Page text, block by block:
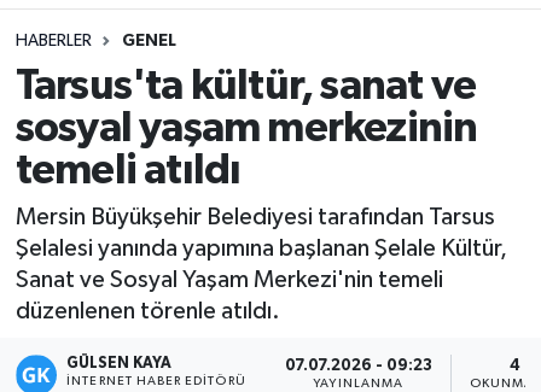
HABERLER GENEL
Tarsus'ta kültür, sanat ve
sosyal yaşam merkezinin
temeli atıldı
Mersin Büyükşehir Belediyesi tarafından Tarsus
Şelalesi yanında yapımına başlanan Şelale Kültür,
Sanat ve Sosyal Yaşam Merkezi'nin temeli
düzenlenen törenle atıldı.
GÜLSEN KAYA
İNTERNET HABER EDITÖRÜ
07.07.2026 - 09:23
YAYINLANMA
4
OKUNMA
Güncel
Haberde insan
Kültür - Sanat
Magazin
Mersin
Haber Arşivi